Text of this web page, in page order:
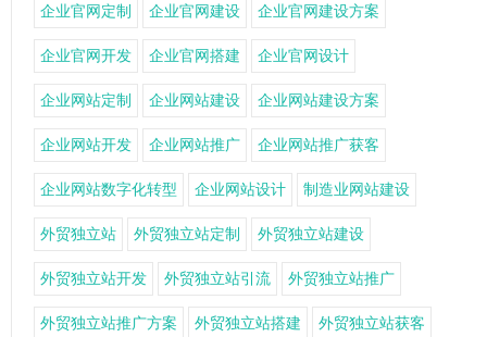
企业官网定制 企业官网建设 企业官网建设方案
企业官网开发 企业官网搭建 企业官网设计
企业网站定制 企业网站建设 企业网站建设方案
企业网站开发 企业网站推广 企业网站推广获客
企业网站数字化转型 企业网站设计 制造业网站建设
外贸独立站 外贸独立站定制 外贸独立站建设
外贸独立站开发 外贸独立站引流 外贸独立站推广
外贸独立站推广方案 外贸独立站搭建 外贸独立站获客